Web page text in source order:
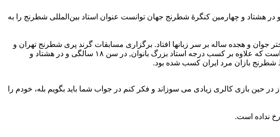
نخستین شطرنج باز زن ایرانی است که علاوه بر کسب درجه استاد بزرگ بانوان, در سن ۱۸ سالگی و در هشتاد و چهارمین کنگرهٔ شطرنج جهان توانست عنوان استاد بین‌المللی شطرنج را به
جوان و هجده ساله بر سر زبانها افتاد. برگزاری مسابقات گرند پری شطرنج تهران و
کسب مقام دومی توسط سارا باعث شد که توجه بسیاری از مردم به وی جلب شود. وی نخستین شطرنج باز زن ایرانی است که علاوه بر کسب درجه استاد بزرگ بانوان, در سن ۱۸ سالگی و در هشتاد و
شطرنج بازان مرد ایران کسب شده بود.
حین بازی کالری زیادی می سوزاند و فکر کنم در جواب شما باید بگویم بله، خودم را
نداده است.